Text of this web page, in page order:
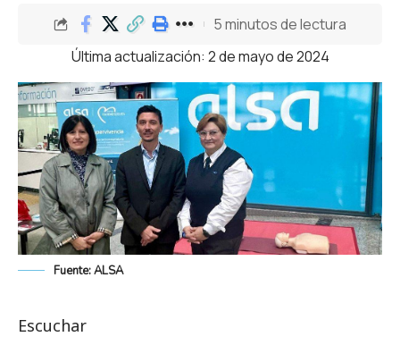
Última actualización: 2 de mayo de 2024
5 minutos de lectura
Fuente: ALSA
Escuchar